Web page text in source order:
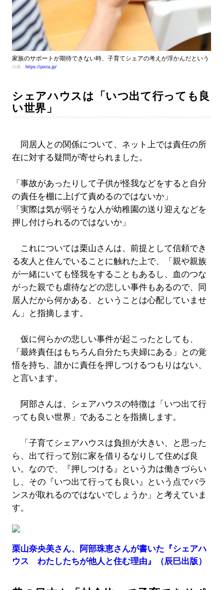
家族のサポートが期待できない時、子育てシェアの考えが浮かんだという
出典： https://pixta.jp/
シェアハウスは「いつ出て行っても良
い世界」
同居人との関係について、ネット上では責任の所
在に対する疑問が寄せられました。
「事故があったりして子供が怪我などをすると自分
の責任を棚に上げて責めるのではないか」
「実際は気が弱そうな人が幼稚園の送り迎えなどを
押し付けられるのではないか」
これについては栗山さんは、前提として信頼でき
る友人と住んでいることに触れた上で、「親や親族
が一緒にいても怪我をすることもあるし、血のつな
がった親でも虐待などの悲しい事件もあるので、同
居人だから何かある、ということは心配していませ
ん」と指摘します。
仮に何らかの悲しい事件が起こったとしても、
「最終責任はもちろん自分たち夫婦にある」との覚
悟を持ち、誰かに責任を押しつけるつもりはない、
と言います。
阿部さんは、シェアハウスの特徴は「いつ出て行
っても良い世界」であることを指摘します。
「子育てシェアハウスは負担が大きい、と思った
ら、出て行って別に家を借りるなりして住めば良
い。なので、『押しつける』という力は働きづらい
し、その『いつ出て行っても良い』という点でバラ
ンスが取れるのではないでしょうか」と考えていま
す。
栗山奈央美さん、阿部珠恵さんが書いた『シェアハ
ウス わたしたちが他人と住む理由』（辰巳出版）